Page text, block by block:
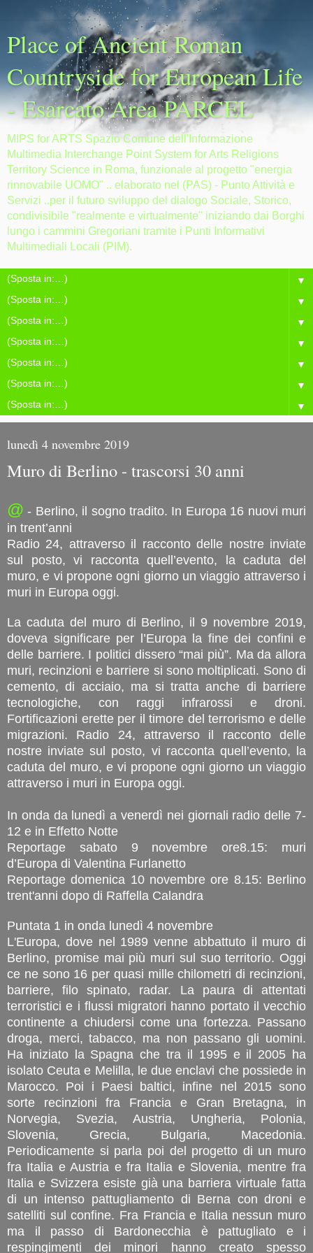
Place of Ancient Roman
Countryside for European Life
- Esarcato Area PARCEL
MIPS for ARTS Spazio Comune dell'Informazione
Multimedia Interchange Point System for Arts Religions
Territory Science in Roma, funzionale al progetto "energia
rinnovabile UOMO" .. elaborato nel (PAS) - Punto Attività e
Servizi ..per il futuro sviluppo del dialogo Sociale, Storico,
condivisibile "realmente e virtualmente" iniziando dai Borghi
lungo i cammini Gregoriani tramite i Punti Informativi
Multimediali Locali (PIM).
▼
▼
▼
▼
▼
▼
▼
lunedì 4 novembre 2019
Muro di Berlino - trascorsi 30 anni
@ - Berlino, il sogno tradito. In Europa 16 nuovi muri
in trent’anni
Radio 24, attraverso il racconto delle nostre inviate
sul posto, vi racconta quell’evento, la caduta del
muro, e vi propone ogni giorno un viaggio attraverso i
muri in Europa oggi.
La caduta del muro di Berlino, il 9 novembre 2019,
doveva significare per l’Europa la fine dei confini e
delle barriere. I politici dissero “mai più”. Ma da allora
muri, recinzioni e barriere si sono moltiplicati. Sono di
cemento, di acciaio, ma si tratta anche di barriere
tecnologiche, con raggi infrarossi e droni.
Fortificazioni erette per il timore del terrorismo e delle
migrazioni. Radio 24, attraverso il racconto delle
nostre inviate sul posto, vi racconta quell’evento, la
caduta del muro, e vi propone ogni giorno un viaggio
attraverso i muri in Europa oggi.
In onda da lunedì a venerdì nei giornali radio delle 7-
12 e in Effetto Notte
Reportage sabato 9 novembre ore8.15: muri
d’Europa di Valentina Furlanetto
Reportage domenica 10 novembre ore 8.15: Berlino
trent'anni dopo di Raffella Calandra
Puntata 1 in onda lunedì 4 novembre
L'Europa, dove nel 1989 venne abbattuto il muro di
Berlino, promise mai più muri sul suo territorio. Oggi
ce ne sono 16 per quasi mille chilometri di recinzioni,
barriere, filo spinato, radar. La paura di attentati
terroristici e i flussi migratori hanno portato il vecchio
continente a chiudersi come una fortezza. Passano
droga, merci, tabacco, ma non passano gli uomini.
Ha iniziato la Spagna che tra il 1995 e il 2005 ha
isolato Ceuta e Melilla, le due enclavi che possiede in
Marocco. Poi i Paesi baltici, infine nel 2015 sono
sorte recinzioni fra Francia e Gran Bretagna, in
Norvegia, Svezia, Austria, Ungheria, Polonia,
Slovenia, Grecia, Bulgaria, Macedonia.
Periodicamente si parla poi del progetto di un muro
fra Italia e Austria e fra Italia e Slovenia, mentre fra
Italia e Svizzera esiste già una barriera virtuale fatta
di un intenso pattugliamento di Berna con droni e
satelliti sul confine. Fra Francia e Italia nessun muro
ma il passo di Bardonecchia è pattugliato e i
respingimenti dei minori hanno creato spesso